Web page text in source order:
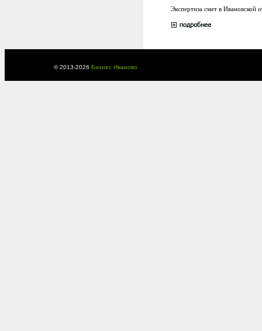
Экспертиза смет в Ивановской
© 2013-2026 Бизнес Иваново